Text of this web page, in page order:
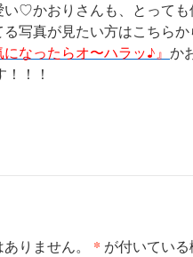
♡かおりさんも、とって
写真が見たい方はこちらか
なったらオ〜ハラッ♪』 か
！！
りません。 * が付いてい